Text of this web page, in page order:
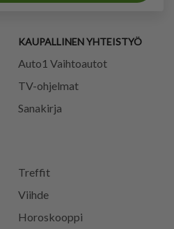
Treffit
Viihde
Horoskooppi
KAUPALLINEN YHTEISTYÖ
Auto1 Vaihtoautot
TV-ohjelmat
Sanakirja